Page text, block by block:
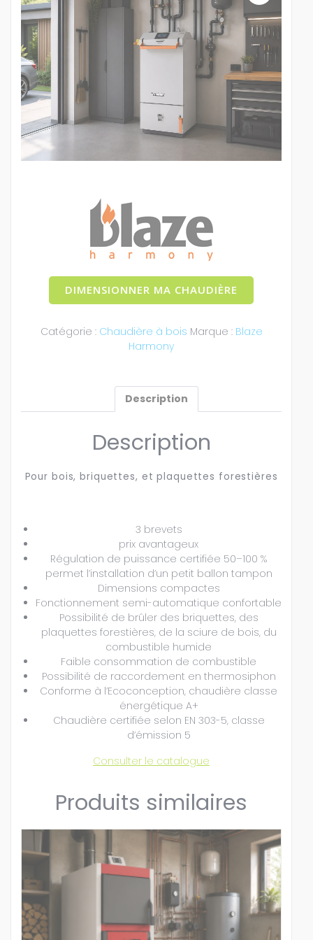
DIMENSIONNER MA CHAUDIÈRE
Catégorie : Chaudière à bois Marque : Blaze
Harmony
Description
Description
Pour bois, briquettes, et plaquettes forestières
3 brevets
prix avantageux
Régulation de puissance certifiée 50–100 %
permet l’installation d’un petit ballon tampon
Dimensions compactes
Fonctionnement semi-automatique confortable
Possibilité de brûler des briquettes, des
plaquettes forestières, de la sciure de bois, du
combustible humide
Faible consommation de combustible
Possibilité de raccordement en thermosiphon
Conforme à l’Ecoconception, chaudière classe
énergétique A+
Chaudière certifiée selon EN 303-5, classe
d’émission 5
Consulter le catalogue
Produits similaires